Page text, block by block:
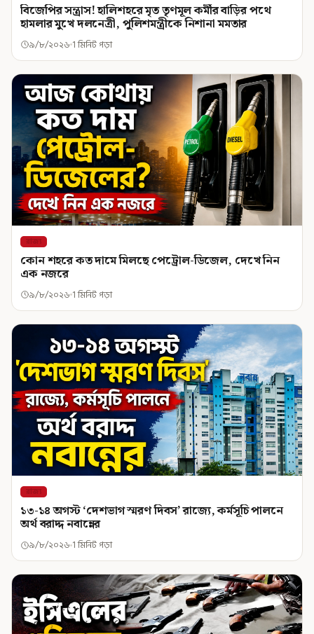
বিজেপির সন্ত্রাস! হালিশহরে মৃত তৃণমূল কর্মীর বাড়ির পথে
হামলার মুখে দলনেত্রী, পুলিশমন্ত্রীকে নিশানা মমতার
৯/৮/২০২৬ 1 মিনিট পড়া
রাজ্য
কোন শহরে কত দামে মিলছে পেট্রোল-ডিজেল, দেখে নিন
এক নজরে
৯/৮/২০২৬ 1 মিনিট পড়া
রাজ্য
১৩-১৪ অগস্ট ‘দেশভাগ স্মরণ দিবস’ রাজ্যে, কর্মসূচি পালনে
অর্থ বরাদ্দ নবান্নের
৯/৮/২০২৬ 1 মিনিট পড়া